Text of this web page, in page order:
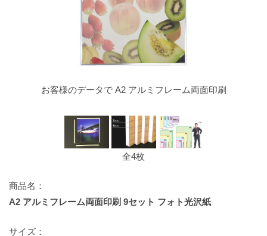
お客様のデータで A2 アルミフレーム両面印刷
全4枚
商品名：
A2 アルミフレーム両面印刷 9セット フォト光沢紙
サイズ：